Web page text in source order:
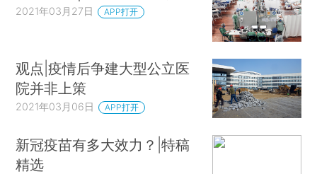
2021年03月27日 APP打开
观点|疫情后争建大型公立医
院并非上策
2021年03月06日 APP打开
新冠疫苗有多大效力？|特稿
精选